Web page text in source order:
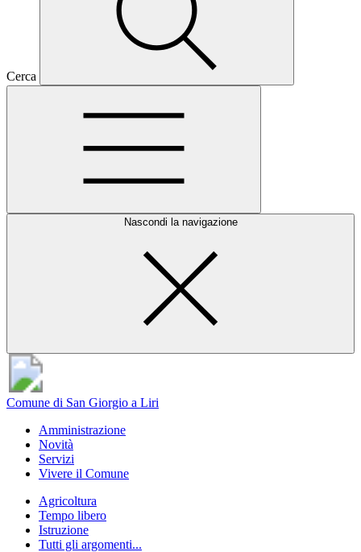
Cerca
Nascondi la navigazione
Comune di San Giorgio a Liri
Amministrazione
Novità
Servizi
Vivere il Comune
Agricoltura
Tempo libero
Istruzione
Tutti gli argomenti...